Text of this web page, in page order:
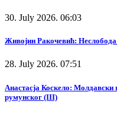
30. July 2026. 06:03
Живојин Ракочевић: Неслобода
28. July 2026. 07:51
Анастасја Коскело: Молдавски
румунског (III)